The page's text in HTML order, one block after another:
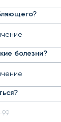
болезни?